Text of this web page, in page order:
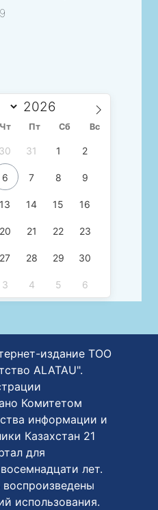
Чт Пт Сб Вс
30 31 1 2
6 7 8 9
13 14 15 16
20 21 22 23
27 28 29 30
3 4 5 6
издание ТОО
ALATAU".
Комитетом
информации и
Казахстан 21
для
лет.
использования.